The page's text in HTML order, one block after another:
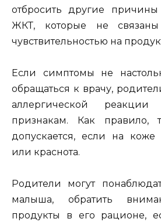
отбросить другие причины
ЖКТ, которые не
чувствительностью на
Если симптомы не
обращаться к врачу,
аллергической
признакам. Как правило,
допускается, если на коже
или краснота.
Родители могут
малыша, обратить
продукты в его рационе,